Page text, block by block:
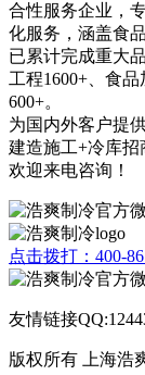
合性服务企业，
化服务，涵盖食
已累计完成重大
工程1600+、食
600+。
为国内外客户提
建造施工+冷库招
欢迎来电咨询！
点击拨打：400-
友情链接
版权所有 上海浩